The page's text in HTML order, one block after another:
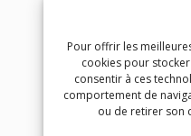
Pour offrir les
cookies pour
consentir à ces
comportement de
ou de retirer son